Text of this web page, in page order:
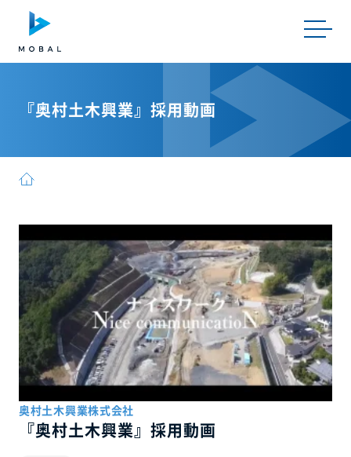
『奥村土木興業』採用動画
奥村土木興業株式会社
『奥村土木興業』採用動画